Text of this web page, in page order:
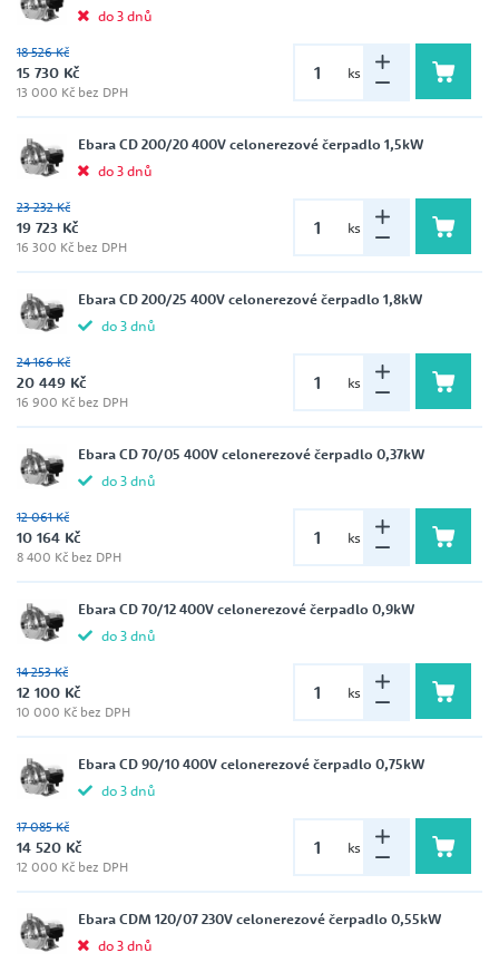
do 3 dnů
18 526 Kč
15 730 Kč
13 000 Kč bez DPH
ks
Ebara CD 200/20 400V celonerezové čerpadlo 1,5kW
do 3 dnů
23 232 Kč
19 723 Kč
16 300 Kč bez DPH
ks
Ebara CD 200/25 400V celonerezové čerpadlo 1,8kW
do 3 dnů
24 166 Kč
20 449 Kč
16 900 Kč bez DPH
ks
Ebara CD 70/05 400V celonerezové čerpadlo 0,37kW
do 3 dnů
12 061 Kč
10 164 Kč
8 400 Kč bez DPH
ks
Ebara CD 70/12 400V celonerezové čerpadlo 0,9kW
do 3 dnů
14 253 Kč
12 100 Kč
10 000 Kč bez DPH
ks
Ebara CD 90/10 400V celonerezové čerpadlo 0,75kW
do 3 dnů
17 085 Kč
14 520 Kč
12 000 Kč bez DPH
ks
Ebara CDM 120/07 230V celonerezové čerpadlo 0,55kW
do 3 dnů